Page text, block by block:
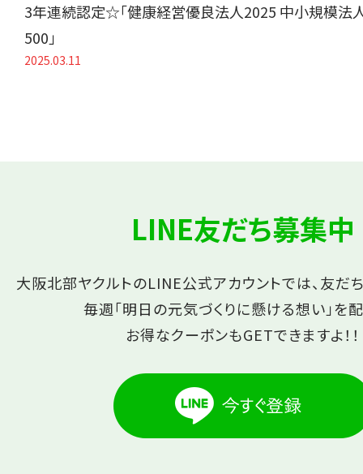
3年連続認定☆「健康経営優良法人2025 中小規模法
500」
2025.03.11
LINE友だち募集中
大阪北部ヤクルトのLINE公式アカウントでは、友だ
毎週「明日の元気づくりに懸ける想い」を
お得なクーポンもGETできますよ！！